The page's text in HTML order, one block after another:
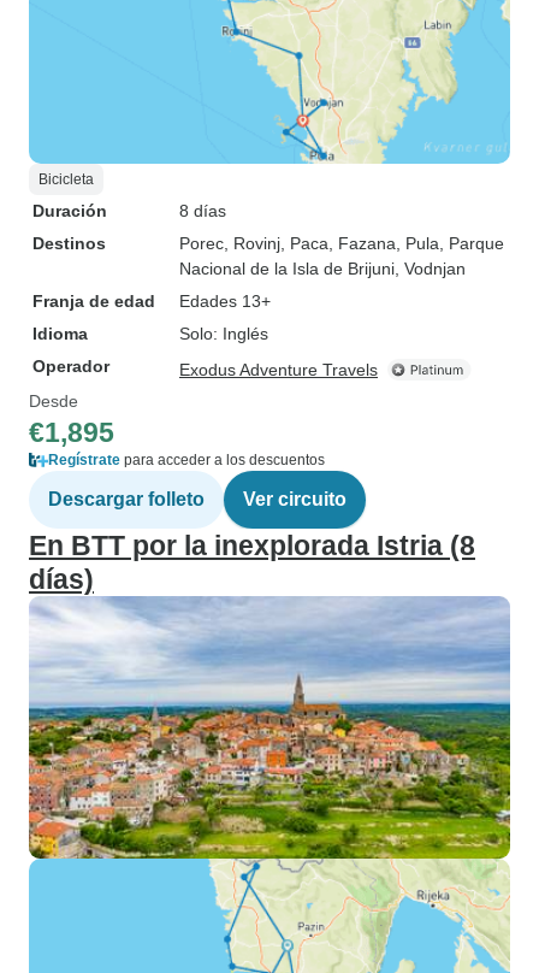
Bicicleta
Duración
8 días
Destinos
Porec , Rovinj , Paca , Fazana , Pula , Parque
Nacional de la Isla de Brijuni , Vodnjan
Franja de edad
Edades 13+
Idioma
Solo: Inglés
Operador
Exodus Adventure Travels
Desde
€1,895
Regístrate para acceder a los descuentos
Descargar folleto Ver circuito
En BTT por la inexplorada Istria (8
días)